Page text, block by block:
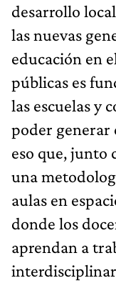
desarrollo
las nuevas
educación en
públicas es
las escuelas y
poder generar
eso que, junto
una
aulas en
donde los
aprendan a